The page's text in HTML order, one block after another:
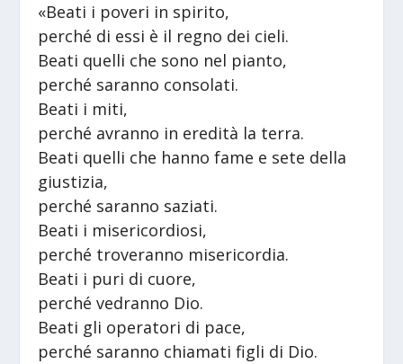
«Beati i poveri in spirito,
perché di essi è il regno dei cieli.
Beati quelli che sono nel pianto,
perché saranno consolati.
Beati i miti,
perché avranno in eredità la terra.
Beati quelli che hanno fame e sete della
giustizia,
perché saranno saziati.
Beati i misericordiosi,
perché troveranno misericordia.
Beati i puri di cuore,
perché vedranno Dio.
Beati gli operatori di pace,
perché saranno chiamati figli di Dio.